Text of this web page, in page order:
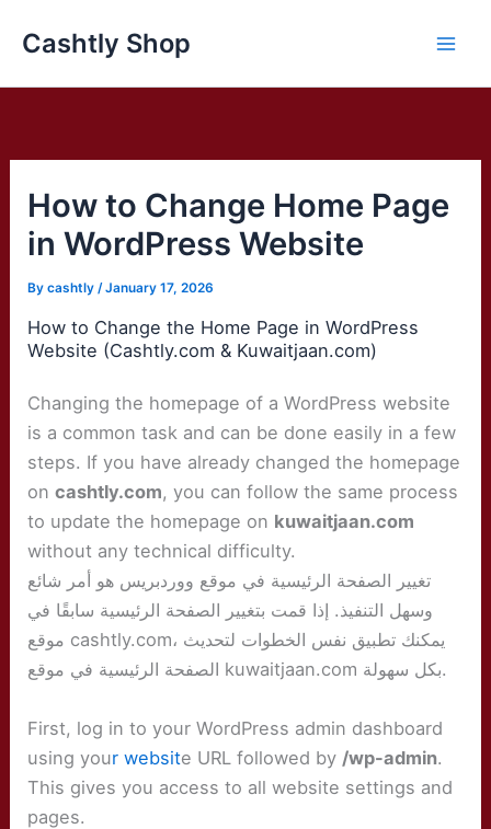
Cashtly Shop
How to Change Home Page
in WordPress Website
Bycashtly /January 17, 2026
How to Change the Home Page in WordPress
Website (Cashtly.com & Kuwaitjaan.com)
Changing the homepage of a WordPress website
is a common task and can be done easily in a few
steps. If you have already changed the homepage
oncashtly.com, you can follow the same process
to update the homepage on kuwaitjaan.com
without any technical difficulty.
تغيير الصفحة الرئيسية في موقع ووردبريس هو أمر شائع
وسهل التنفيذ. إذا قمت بتغيير الصفحة الرئيسية سابقًا في
موقع cashtly.com، يمكنك تطبيق نفس الخطوات لتحديث
الصفحة الرئيسية في موقع kuwaitjaan.com بكل سهولة.
First, log in to your WordPress admin dashboard
using your website URL followed by /wp-admin.
This gives you access to all website settings and
pages.